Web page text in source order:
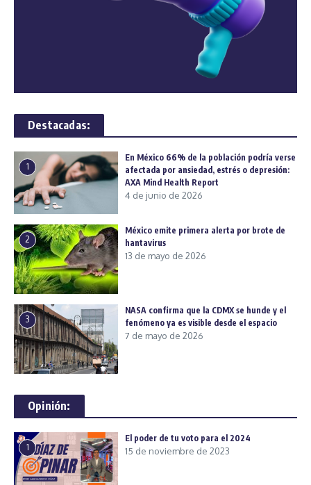
Destacadas:
1
En México 66% de la población podría verse
afectada por ansiedad, estrés o depresión:
AXA Mind Health Report
4 de junio de 2026
2
México emite primera alerta por brote de
hantavirus
13 de mayo de 2026
3
NASA confirma que la CDMX se hunde y el
fenómeno ya es visible desde el espacio
7 de mayo de 2026
Opinión:
1
El poder de tu voto para el 2024
15 de noviembre de 2023